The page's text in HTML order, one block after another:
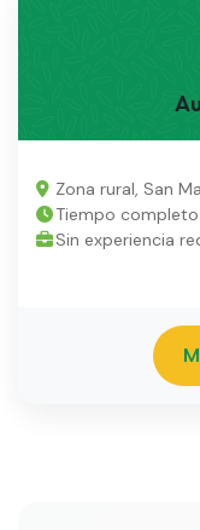
Zona rural, San
Tiempo completo
Sin experiencia